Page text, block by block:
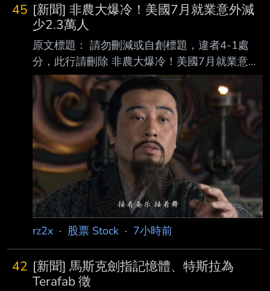
45 [新聞] 非農大爆冷！美國7月就業意外減
少2.3萬人
原文標題： 請勿刪減或自創標題，違者4-1處
分，此行請刪除 非農大爆冷！美國7月就業意外
減少2.3萬人 美股指數期貨拉升 原文連結： 網
址超過一行，請用縮網址，連結不能點擊者板規
1-2-2 處分。
https://news.cnyes.com/news/id/6565335 發布
時間： 請勿張貼超過3天新聞 2026-08-07
20:40 記者署名： 鉅亨網編譯段智恆 原文內
容： 美國勞工統計局 (BLS) 周五 (7 日) 公布最
新非農就業數據顯示，7 月新增就業人數意 外減
少 2.3 萬人，遠低市
rz2x · 股票 Stock · 7小時前
42 [新聞] 馬斯克劍指記憶體、特斯拉為
Terafab 徵